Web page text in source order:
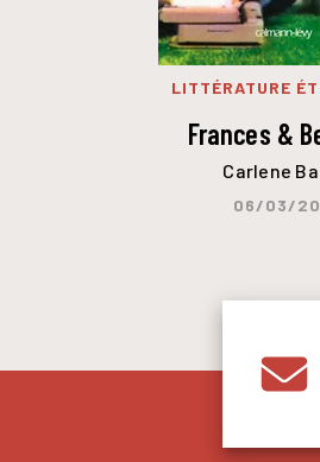
LITTÉRATURE
Frances &
Carlene
06/03/